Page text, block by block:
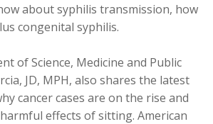
about syphilis transmission, how
congenital syphilis.
of Science, Medicine and Public
JD, MPH, also shares the latest
cancer cases are on the rise and
effects of sitting. American